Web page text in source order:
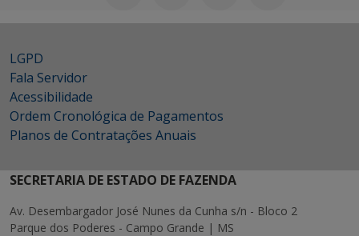
LGPD
Fala Servidor
Acessibilidade
Ordem Cronológica de Pagamentos
Planos de Contratações Anuais
SECRETARIA DE ESTADO DE FAZENDA
Av. Desembargador José Nunes da Cunha s/n - Bloco 2
Parque dos Poderes - Campo Grande | MS